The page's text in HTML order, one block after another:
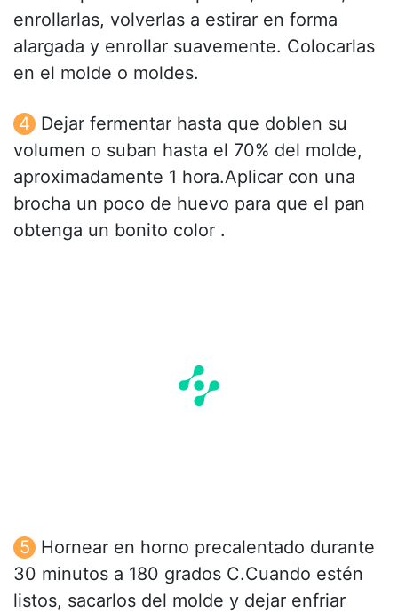
enrollarlas, volverlas a estirar en forma
alargada y enrollar suavemente. Colocarlas
en el molde o moldes.
Dejar fermentar hasta que doblen su
volumen o suban hasta el 70% del molde,
aproximadamente 1 hora.Aplicar con una
brocha un poco de huevo para que el pan
obtenga un bonito color .
Hornear en horno precalentado durante
30 minutos a 180 grados C.Cuando estén
listos, sacarlos del molde y dejar enfriar